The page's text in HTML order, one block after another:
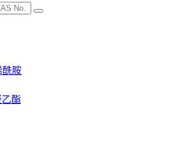
酰胺
酯